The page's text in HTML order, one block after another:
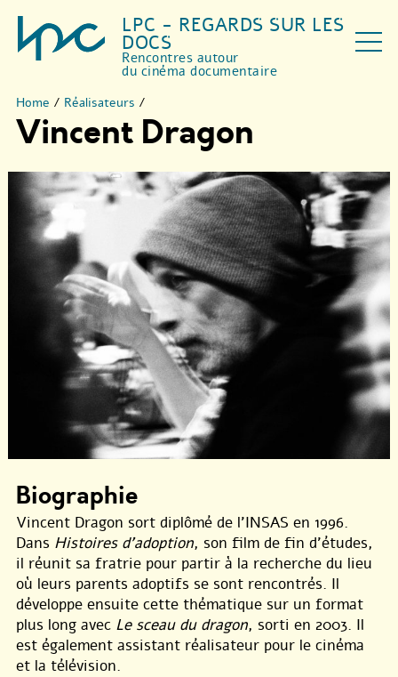
LPC - REGARDS SUR LES
DOCS
Rencontres autour
du cinéma documentaire
Home / Réalisateurs /
Vincent Dragon
Biographie
Vincent Dragon sort diplômé de l’INSAS en 1996.
Dans Histoires d’adoption, son film de fin d’études,
il réunit sa fratrie pour partir à la recherche du lieu
où leurs parents adoptifs se sont rencontrés. Il
développe ensuite cette thématique sur un format
plus long avec Le sceau du dragon, sorti en 2003. Il
est également assistant réalisateur pour le cinéma
et la télévision.